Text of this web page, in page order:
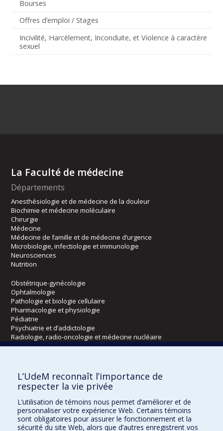
Bourses
Offres d’emploi / Stages
Incivilité, Harcèlement, Inconduite, et Violence à caractère
sexuel
La Faculté de médecine
Départements
Anesthésiologie et de médecine de la douleur
Biochimie et médecine moléculaire
Chirurgie
Médecine
Médecine de famille et de médecine d’urgence
Microbiologie, infectiologie et immunologie
Neurosciences
Nutrition
Obstétrique-gynécologie
Ophtalmologie
Pathologie et biologie cellulaire
Pharmacologie et physiologie
Pédiatrie
Psychiatrie et d’addictologie
Radiologie, radio-oncologie et médecine nucléaire
Écoles
Kinésiologie et des sciences de l’activité physique
Orthophonie et audiologie
Réadaptation
Directions
L’UdeM reconnaît l’importance de
respecter la vie privée
L’utilisation de témoins nous permet d’améliorer et de
personnaliser votre expérience Web. Certains témoins
sont obligatoires pour assurer le fonctionnement et la
sécurité du site Web, alors que d’autres enregistrent vos